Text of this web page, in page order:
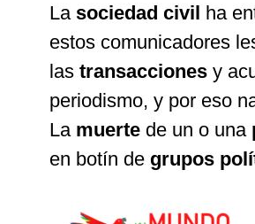
La sociedad civil ha
estos comunicadores
las transacciones y
periodismo, y por eso
La muerte de un o una
en botín de grupos